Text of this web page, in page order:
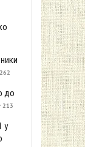
262
до
213
у